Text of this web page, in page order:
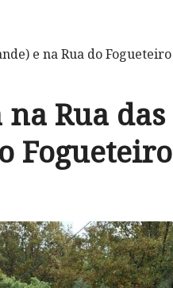
e na Rua do Fogueteiro
Rua das
Fogueteiro